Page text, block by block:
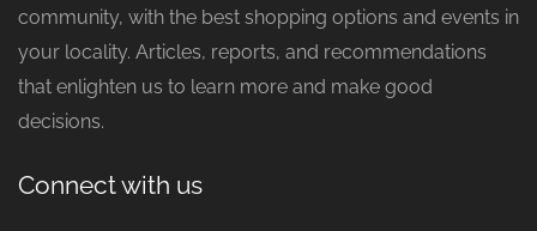
community, with the best shopping options and events in
your locality. Articles, reports, and recommendations
that enlighten us to learn more and make good
decisions.
Connect with us